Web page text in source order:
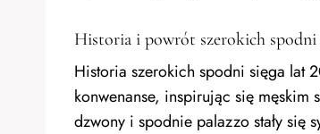
Historia i powrót szerokich
Historia szerokich spodni sięga lat
konwenanse, inspirując się męskim
dzwony i spodnie palazzo stały się